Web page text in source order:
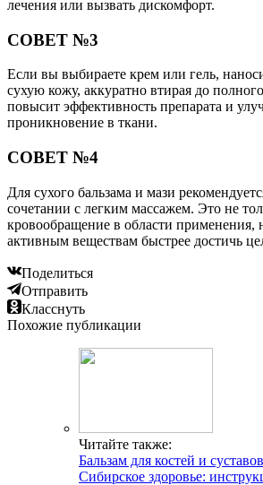
лечения или вызвать дискомфорт.
СОВЕТ №3
Если вы выбираете крем или гель,
сухую кожу, аккуратно втирая до
повысит эффективность препарата и
проникновение в ткани.
СОВЕТ №4
Для сухого бальзама и мази
сочетании с легким массажем. Это не
кровообращение в области применения,
активным веществам быстрее достичь
Поделиться
Отправить
Класснуть
Похожие публикации
Читайте также:
Бальзам для костей и
Сибирское здоровье: